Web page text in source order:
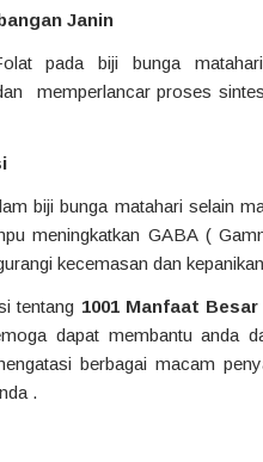
Janin
pada biji bunga
memperlancar proses
biji bunga matahari selain
meningkatkan GABA (
kecemasan dan
tentang 1001 Manfaat
dapat membantu anda
berbagai macam
.